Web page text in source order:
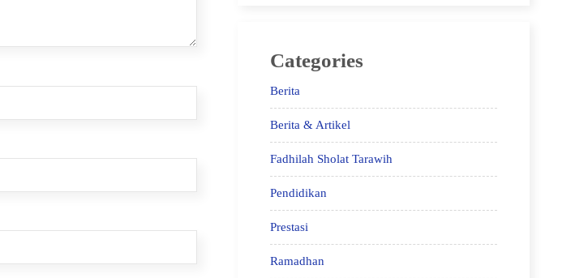
Categories
Berita
Berita & Artikel
Fadhilah Sholat Tarawih
Pendidikan
Prestasi
Ramadhan